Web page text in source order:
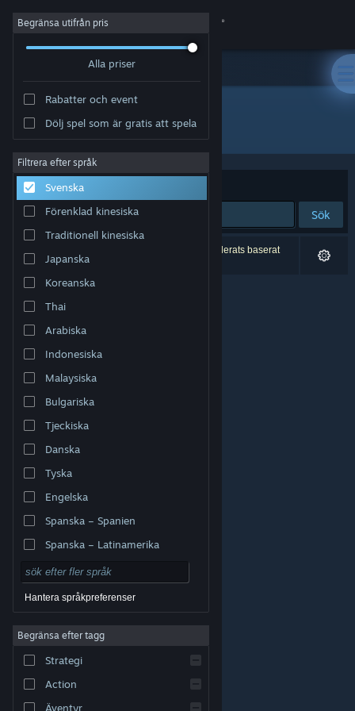
Logga in
Om
Support
Byt språk
Skaffa Steams mobilapp
Se skrivbordswebbplats
varumärken tillhör respektive ägare i USA och andra
Tillgänglighet
Återbetalningar|
Begränsa utifrån pris
Alla priser
Rabatter och event
Dölj spel som är gratis att spela
Filtrera efter språk
Svenska
Förenklad kinesiska
Traditionell kinesiska
Japanska
Koreanska
Thai
Arabiska
Indonesiska
Malaysiska
Bulgariska
Tjeckiska
Danska
Tyska
Engelska
Spanska – Spanien
Spanska – Latinamerika
Hantera språkpreferenser
Begränsa efter tagg
Strategi
Action
Äventyr
Utvecklare: aarthificial
Sortera efter Relevans
Sök
0 träffar matchade din sökning. 2 titlar har exkluderats baserat
på dina preferenser.